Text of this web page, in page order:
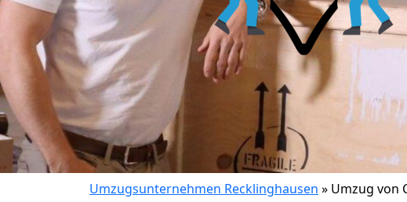
Umzugsunternehmen Recklinghausen » Umzug von